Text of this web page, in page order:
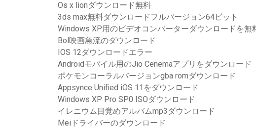
Os x lionダウンロード無料
3ds max無料ダウンロードフルバージョン64ビット
Windows XP用のビデオコンバーターダウンロードを無
Bol映画急流のダウンロード
IOS 12ダウンロードエラー
Androidモバイル用のJio Cenemaアプリをダウンロード
ポケモンコーラルバージョンgba romダウンロード
Appsynce Unified iOS 11をダウンロード
Windows XP Pro SP0 ISOダウンロード
イレニウム目覚めアルバムmp3ダウンロード
Meiドライバーのダウンロード